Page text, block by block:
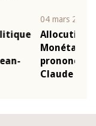
de Politique
2026,
Jean-